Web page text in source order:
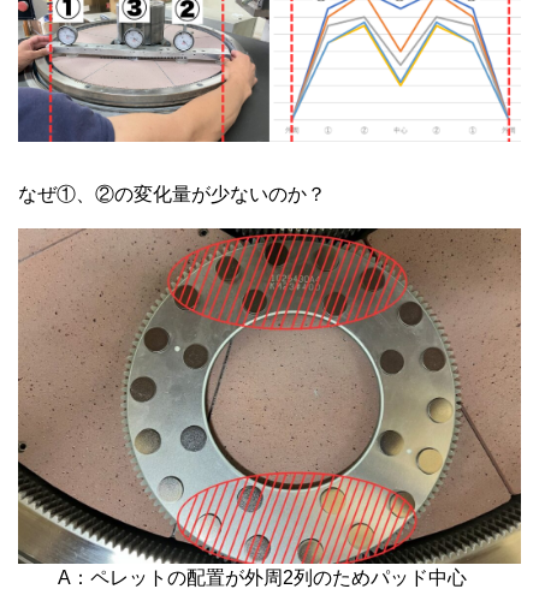
なぜ①、②の変化量が少ないのか？
A：ペレットの配置が外周2列のためパッド中心